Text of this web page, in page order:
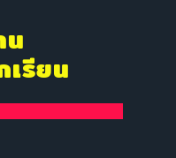
น
เรียน